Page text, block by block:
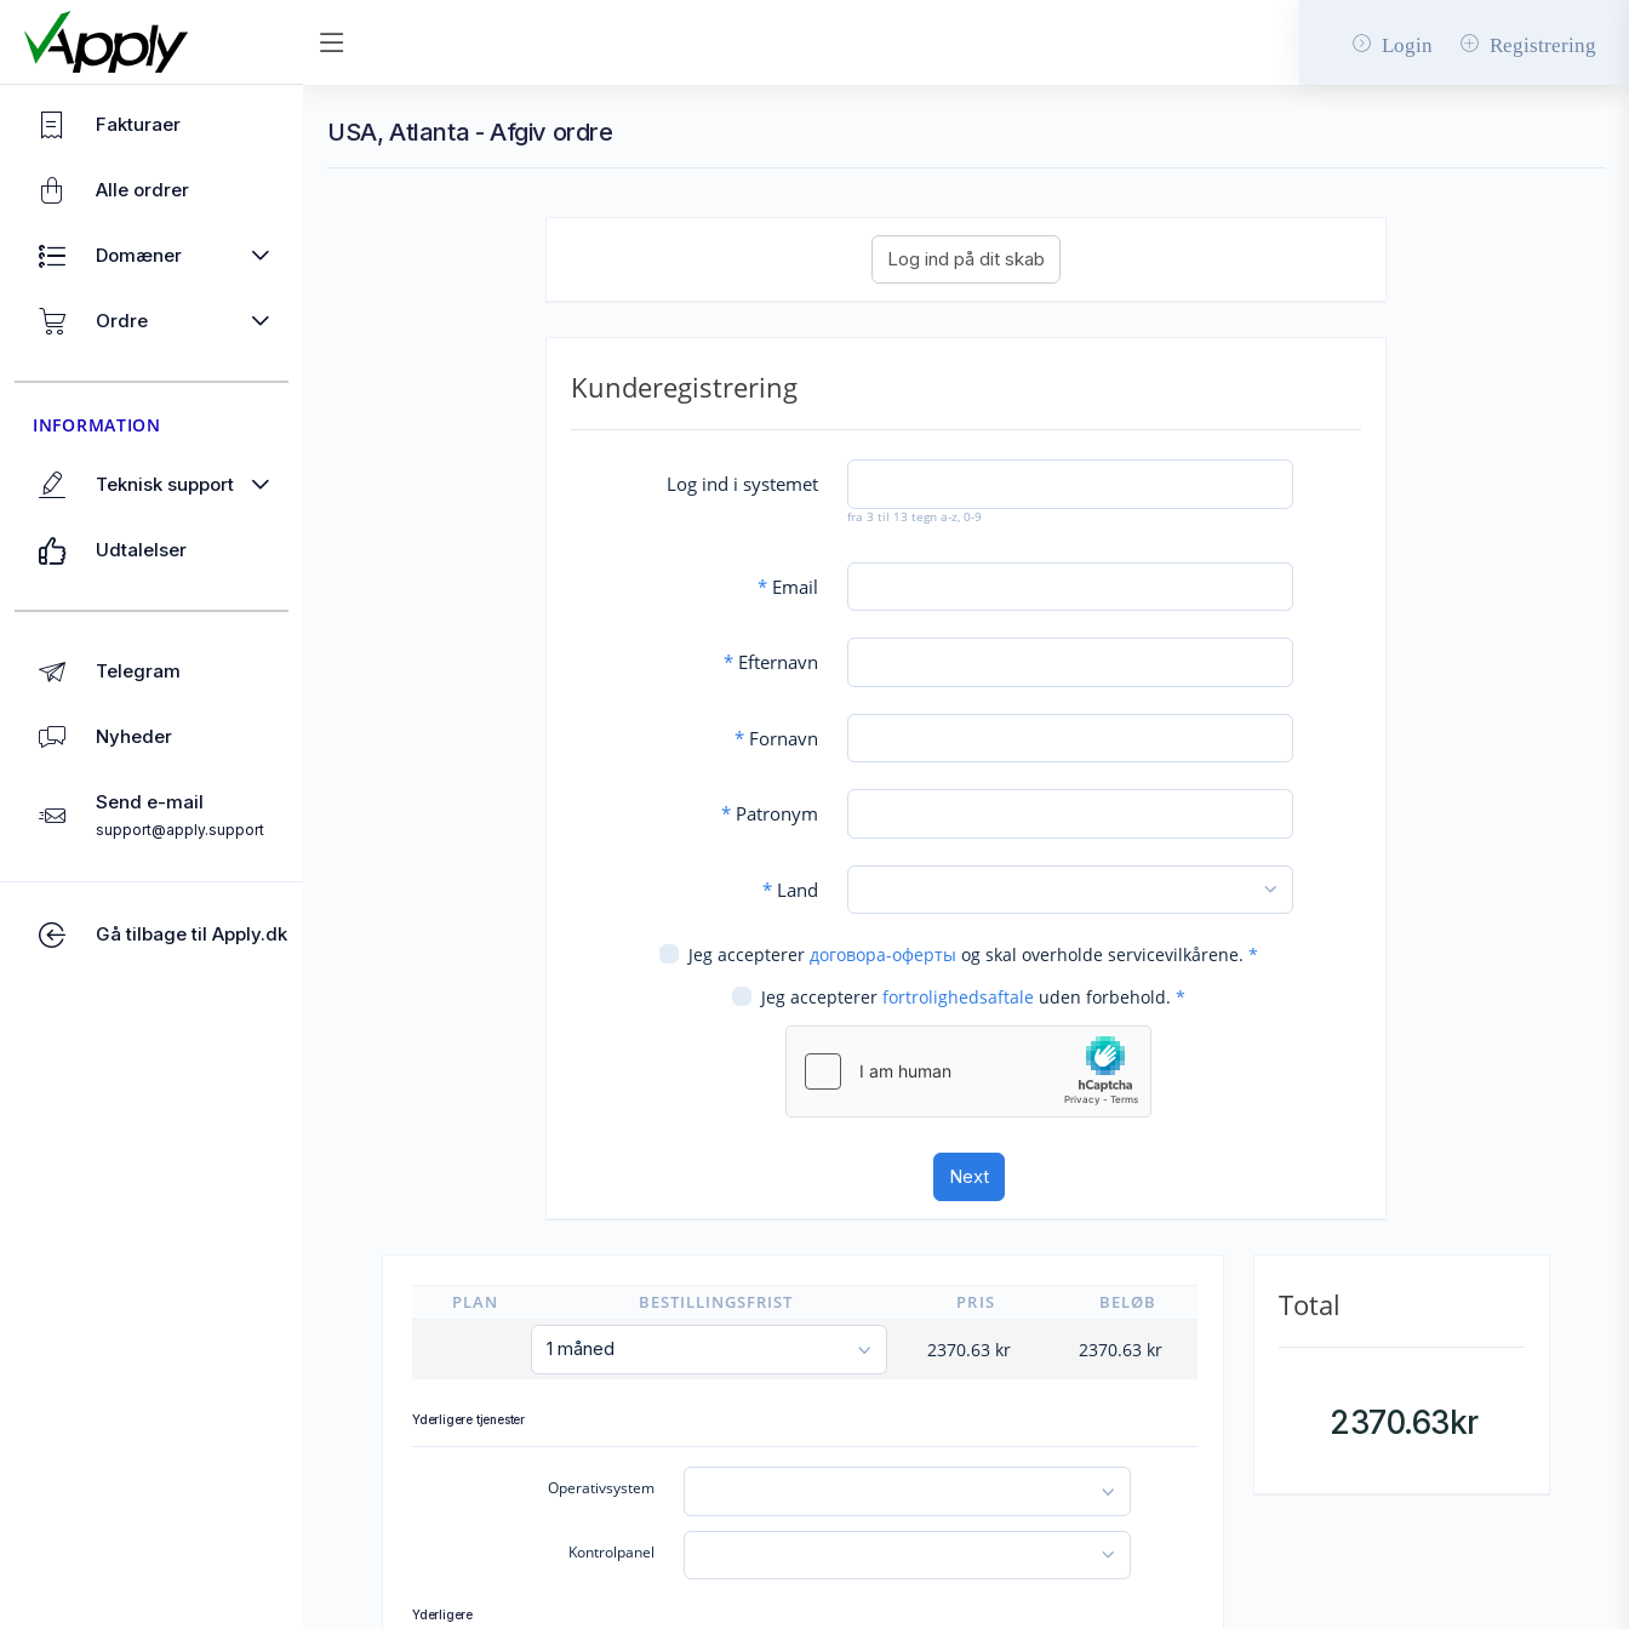
Login Registrering
Fakturaer
Alle ordrer
Domæner
Ordre
INFORMATION
Teknisk support
Udtalelser
Telegram
Nyheder
Send e-mail
support@apply.support
Gå tilbage til Apply.dk
USA, Atlanta - Afgiv ordre
Kunderegistrering
Log ind i systemet
fra 3 til 13 tegn a-z, 0-9
*Email
*Efternavn
*Fornavn
*Patronym
*Land
Jeg accepterer договора-оферты og skal overholde servicevilkårene. *
Jeg accepterer fortrolighedsaftale uden forbehold. *
PLAN BESTILLINGSFRIST PRIS BELØB
2370.63kr 2370.63 kr
Yderligere tjenester
Operativsystem
Kontrolpanel
Yderligere
Total
2370.63kr